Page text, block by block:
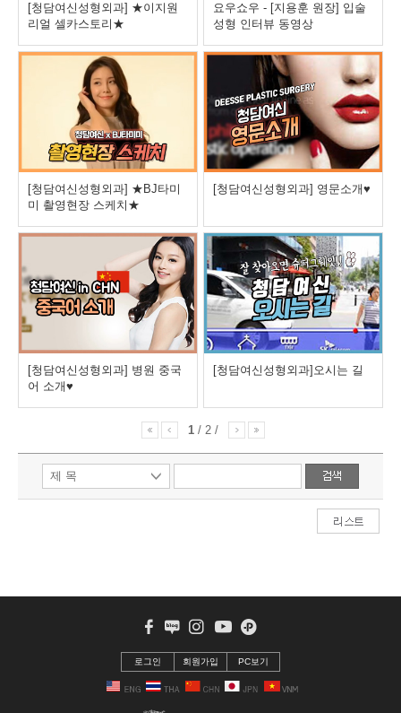
[청담여신성형외과] ★이지원
리얼 셀카스토리★
요우쇼우 - [지용훈 원장] 입술
성형 인터뷰 동영상
[청담여신성형외과] ★BJ타미
미 촬영현장 스케치★
[청담여신성형외과] 영문소개♥
[청담여신성형외과] 병원 중국
어 소개♥
[청담여신성형외과]오시는 길
1 / 2 /
인스타그램유투브
카카오스토리
로그인 회원가입 PC보기